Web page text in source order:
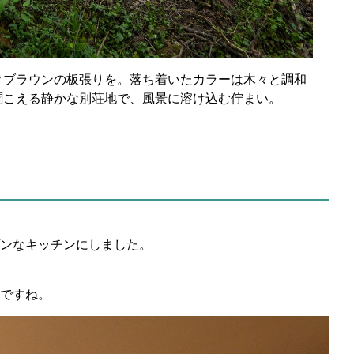
ラウンの板張りを。落ち着いたカラーは木々と調和
える静かな別荘地で、風景に溶け込む佇まい。
なキッチンにしました。
すね。